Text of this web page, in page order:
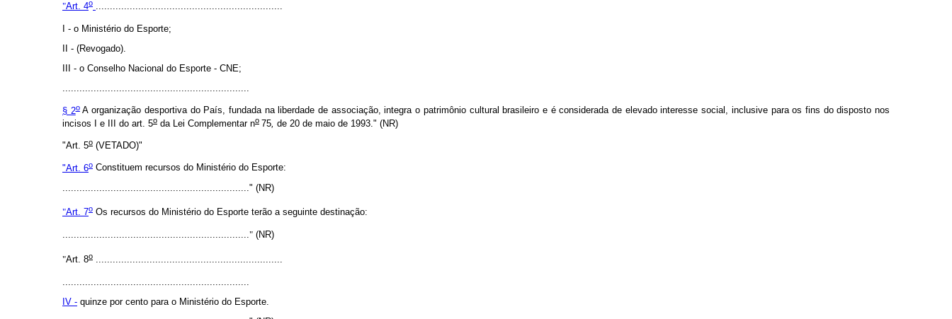
"Art. 4o ..................................................................
I - o Ministério do Esporte;
II - (Revogado).
III - o Conselho Nacional do Esporte - CNE;
..................................................................
§ 2oA organização desportiva do País, fundada na liberdade de associação, integra o patrimônio cultural brasileiro e é considerada de elevado interesse social, inclusive para os fins do disposto nos
incisos I e III do art. 5o da Lei Complementar no 75, de 20 de maio de 1993." (NR)
"Art. 5o (VETADO)"
"Art. 6o Constituem recursos do Ministério do Esporte:
.................................................................." (NR)
"Art. 7o Os recursos do Ministério do Esporte terão a seguinte destinação:
.................................................................." (NR)
"Art. 8o ..................................................................
..................................................................
IV - quinze por cento para o Ministério do Esporte.